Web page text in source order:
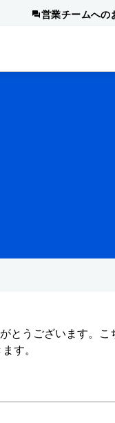
営業チームへの
うございます。
す。